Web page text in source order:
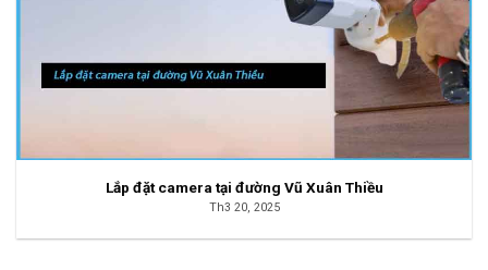
Lắp đặt camera tại đường Vũ Xuân Thiều
Th3 20, 2025